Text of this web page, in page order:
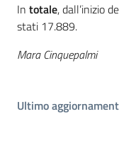
In totale, dall’inizio
stati 17.889.
Mara Cinquepalmi
Ultimo